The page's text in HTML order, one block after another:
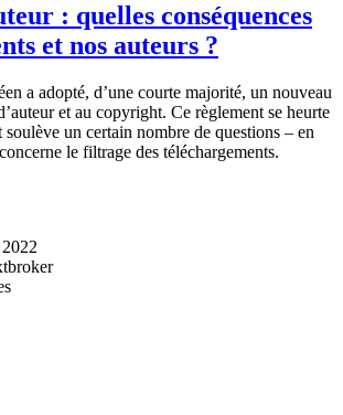
: quelles conséquences
et nos auteurs ?
a adopté, d’une courte majorité, un nouveau
et au copyright. Ce règlement se heurte
un certain nombre de questions – en
le filtrage des téléchargements.